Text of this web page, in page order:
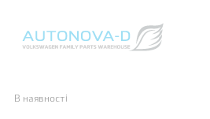
В наявності